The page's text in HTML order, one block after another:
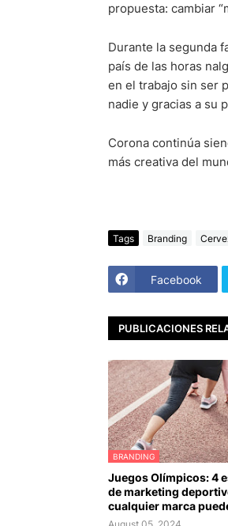
propuesta: cambiar
Durante la segunda
país de las horas
en el trabajo sin ser
nadie y gracias a su
Corona continúa
más creativa del
Tags Branding
Facebook
PUBLICACIONES
BRANDING
Juegos Olímpicos: 4
de marketing
cualquier marca